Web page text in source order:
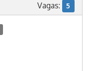
Vagas: 5